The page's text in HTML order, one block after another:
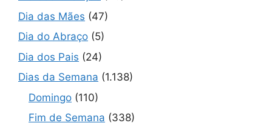
Dia das Mães (47)
Dia do Abraço (5)
Dia dos Pais (24)
Dias da Semana (1.138)
Domingo (110)
Fim de Semana (338)